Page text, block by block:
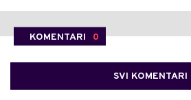
KOMENTARI 0
SVI KOMENTARI